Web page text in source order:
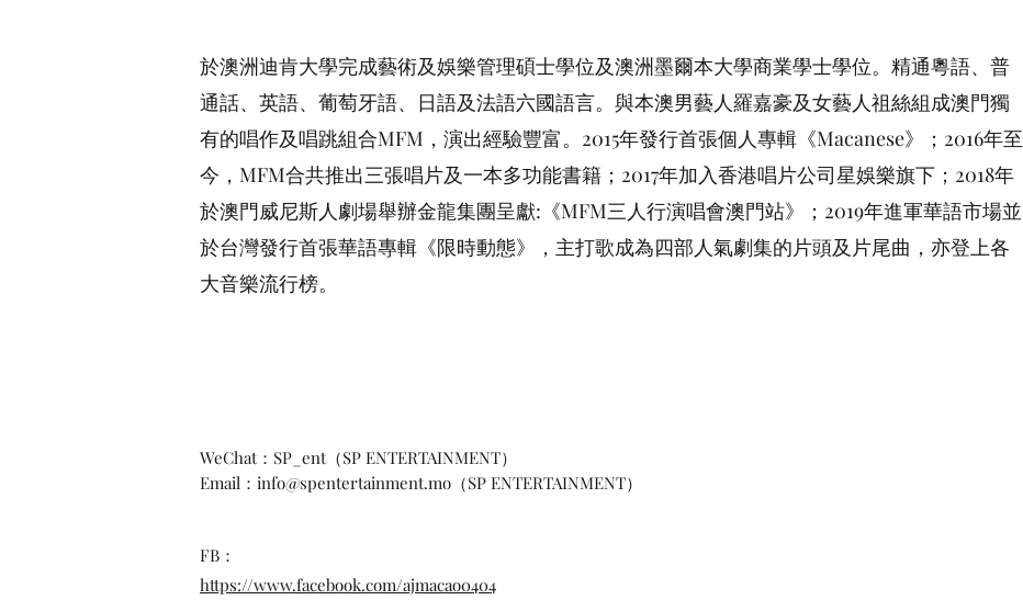
於澳洲迪肯大學完成藝術及娛樂管理碩士學位及澳洲墨爾本大學商業學士學位。精通粵語、普
通話、英語、葡萄牙語、日語及法語六國語言。與本澳男藝人羅嘉豪及女藝人祖絲組成澳門獨
有的唱作及唱跳組合MFM，演出經驗豐富。2015年發行首張個人專輯《Macanese》；2016年至
今，MFM合共推出三張唱片及一本多功能書籍；2017年加入香港唱片公司星娛樂旗下；2018年
於澳門威尼斯人劇場舉辦金龍集團呈獻:《MFM三人行演唱會澳門站》；2019年進軍華語市場並
於台灣發行首張華語專輯《限時動態》，主打歌成為四部人氣劇集的片頭及片尾曲，亦登上各
大音樂流行榜。
WeChat：SP_ent（SP ENTERTAINMENT）
Email： info@spentertainment.mo （SP ENTERTAINMENT）
FB：
https://www.facebook.com/ajmacao0404